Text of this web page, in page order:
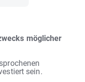
möglicher
sein.